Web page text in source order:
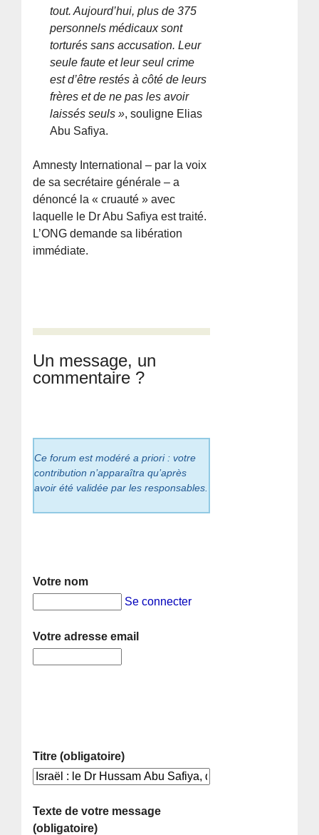
tout. Aujourd’hui, plus de 375
personnels médicaux sont
torturés sans accusation. Leur
seule faute et leur seul crime
est d’être restés à côté de leurs
frères et de ne pas les avoir
laissés seuls », souligne Elias
Abu Safiya.
Amnesty International – par la voix
de sa secrétaire générale – a
dénoncé la « cruauté » avec
laquelle le Dr Abu Safiya est traité.
L’ONG demande sa libération
immédiate.
Un message, un
commentaire ?
Ce forum est modéré a priori : votre
contribution n’apparaîtra qu’après
avoir été validée par les responsables.
Votre nom
Se connecter
Votre adresse email
Titre (obligatoire)
Texte de votre message
(obligatoire)